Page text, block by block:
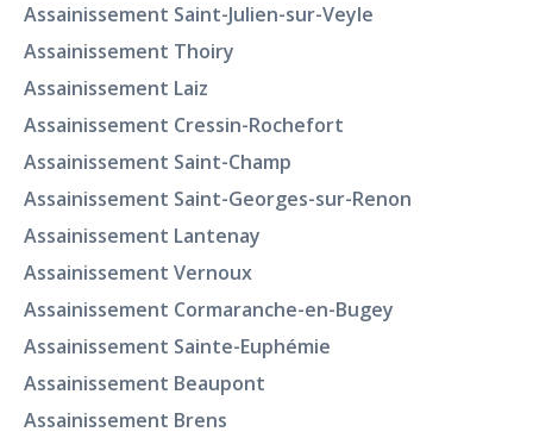
Assainissement Saint-Julien-sur-Veyle
Assainissement Thoiry
Assainissement Laiz
Assainissement Cressin-Rochefort
Assainissement Saint-Champ
Assainissement Saint-Georges-sur-Renon
Assainissement Lantenay
Assainissement Vernoux
Assainissement Cormaranche-en-Bugey
Assainissement Sainte-Euphémie
Assainissement Beaupont
Assainissement Brens